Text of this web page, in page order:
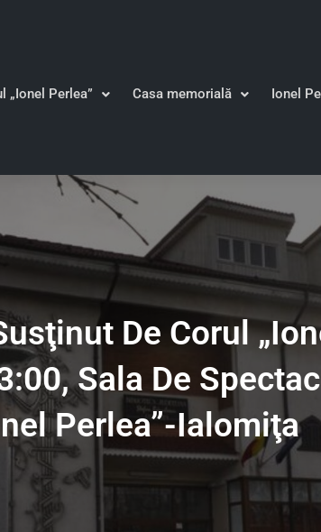
„Ionel Perlea” Casa memorială Ionel
De Corul
Sala De
Perlea”-Ialomiţa